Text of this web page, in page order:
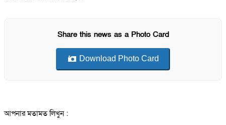
Share this news as a Photo Card
Download Photo Card
আপনার মতামত লিখুন :